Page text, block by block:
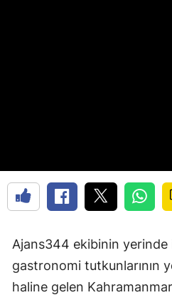
Ajans344 ekibinin yerinde
gastronomi tutkunlarının
haline gelen